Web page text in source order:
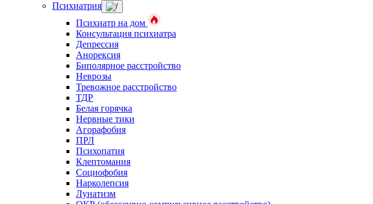
Психиатрия
Психиатр на дом
Консультация психиатра
Депрессия
Анорексия
Биполярное расстройство
Неврозы
Тревожное расстройство
ТДР
Белая горячка
Нервные тики
Агорафобия
ПРЛ
Психопатия
Клептомания
Социофобия
Нарколепсия
Лунатизм